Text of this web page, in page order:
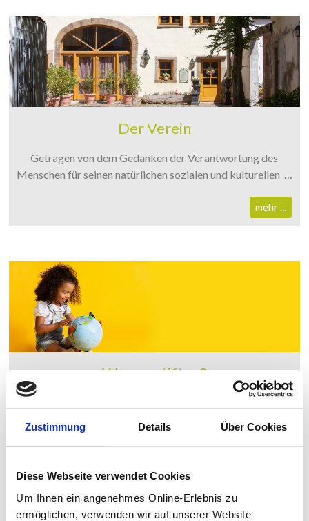
Zustimmung Details Über Cookies
Diese Webseite verwendet Cookies
Um Ihnen ein angenehmes Online-Erlebnis zu
ermöglichen, verwenden wir auf unserer Website
Der Verein
Getragen von dem Gedanken der Verantwortung des
Menschen für seinen natürlichen sozialen und kulturellen …
mehr ...
Warum stiften?
mildtätige Zwecke fördern oder aktuelle Not lindern